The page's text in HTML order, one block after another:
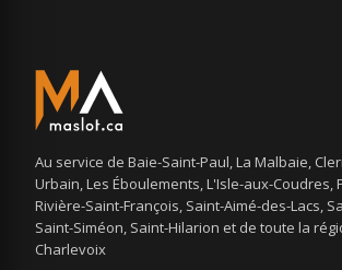
Au service de Baie-Saint-Paul, La Malbaie,
Urbain, Les Éboulements, L'Isle-aux-Coudres,
Rivière-Saint-François, Saint-Aimé-des-Lacs,
Saint-Siméon, Saint-Hilarion et de toute la
Charlevoix